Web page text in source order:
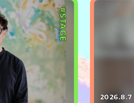
#STAGE
2026.8.7